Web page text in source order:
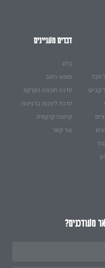
חבל
קביים
דברים מעניינים
בלוג
מופעי רחוב
סדנת חוכמת הקרקס
סדנת ליצנות ברצינות
קייטנה קרקסית
צור קשר
מעודכנים?